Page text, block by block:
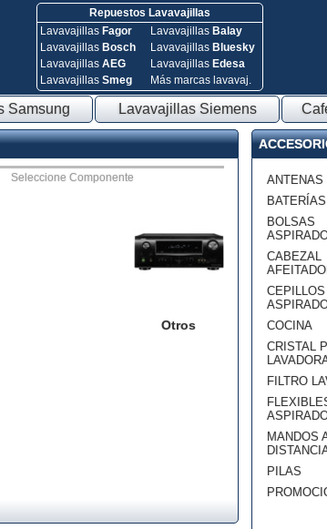
Repuestos Lavavajillas
Lavavajillas Fagor
Lavavajillas Bosch
Lavavajillas AEG
Lavavajillas Smeg
Lavavajillas Balay
Lavavajillas Bluesky
Lavavajillas Edesa
Más marcas lavavaj.
Samsung Lavavajillas Siemens
Seleccione Componente
Otros
ANTENAS
BATERÍAS
BOLSAS
CABEZAL
CEPILLOS
COCINA
CRISTAL
FILTRO
MANDOS
PILAS